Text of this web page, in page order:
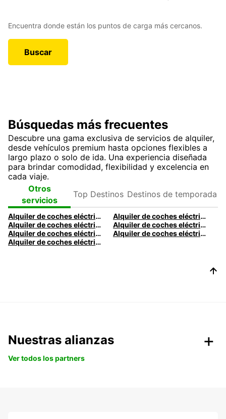
Encuentra donde están los puntos de carga más cercanos.
Buscar
Búsquedas más frecuentes
Descubre una gama exclusiva de servicios de alquiler,
desde vehículos premium hasta opciones flexibles a
largo plazo o solo de ida. Una experiencia diseñada
para brindar comodidad, flexibilidad y excelencia en
cada viaje.
Otros
servicios
Destinos
temporada
Alquiler de coches eléctricos en Lille | Alquila un coche eléctrico con Europcar
Alquiler de coches eléctricos en Aviñón | Alquila un vehículo eléctrico con Europcar
Alquiler de coches eléctricos en Madrid
Alquiler de coches eléctricos en Barcelona | Europcar
Alquiler de coches eléctricos en Valencia | Europcar
Alquiler de coches eléctricos en Alicante | Europcar
Alquiler de coches eléctricos en Málaga | Europcar
Nuestras alianzas
Ver todos los partners